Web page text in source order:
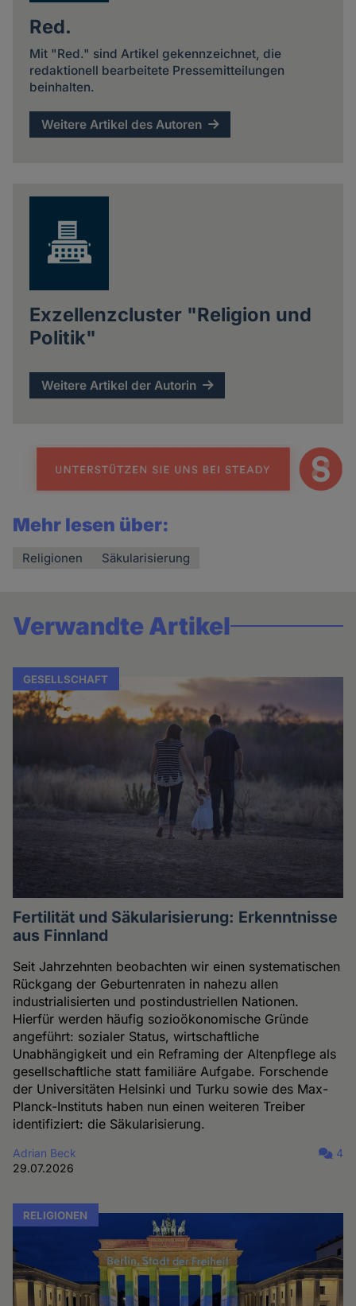
Red.
Mit "Red." sind Artikel gekennzeichnet, die
redaktionell bearbeitete Pressemitteilungen
beinhalten.
Weitere Artikel des Autoren
Exzellenzcluster "Religion und
Politik"
Weitere Artikel der Autorin
Mehr lesen über:
Religionen Säkularisierung
Verwandte Artikel
GESELLSCHAFT
Fertilität und Säkularisierung: Erkenntnisse
aus Finnland
Seit Jahrzehnten beobachten wir einen systematischen
Rückgang der Geburtenraten in nahezu allen
industrialisierten und postindustriellen Nationen.
Hierfür werden häufig sozioökonomische Gründe
angeführt: sozialer Status, wirtschaftliche
Unabhängigkeit und ein Reframing der Altenpflege als
gesellschaftliche statt familiäre Aufgabe. Forschende
der Universitäten Helsinki und Turku sowie des Max-
Planck-Instituts haben nun einen weiteren Treiber
identifiziert: die Säkularisierung.
Adrian Beck
29.07.2026
4
RELIGIONEN